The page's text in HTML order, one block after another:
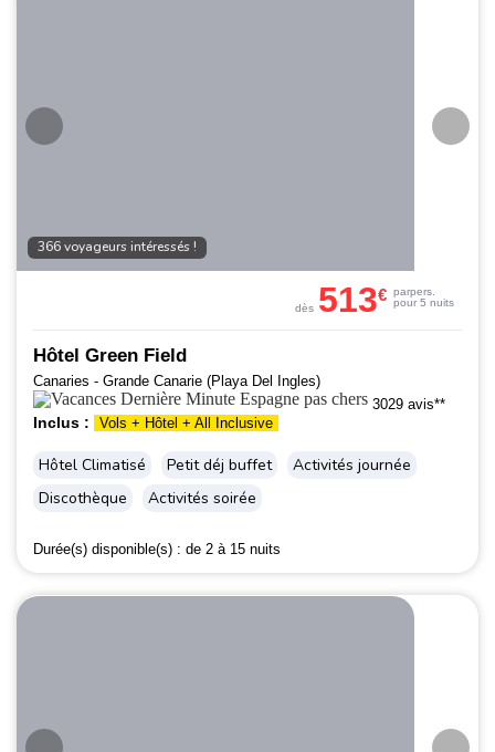
366 voyageurs intéressés !
Hôtel Green Field
Canaries - Grande Canarie (Playa Del Ingles)
3029 avis**
Inclus : Vols + Hôtel + All Inclusive
Hôtel Climatisé Petit déj buffet
Activités journée
Discothèque
Activités soirée
Durée(s) disponible(s) : de 2 à 15 nuits
dès 513€ parpers.
pour 5 nuits